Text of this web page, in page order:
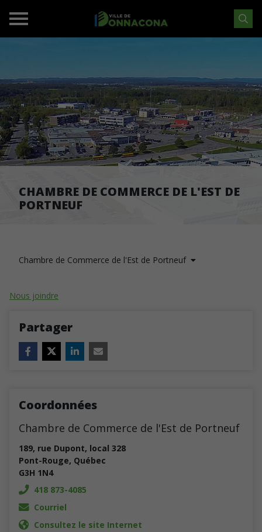
CHAMBRE DE COMMERCE DE L'EST DE
PORTNEUF
Chambre de Commerce de l'Est de Portneuf
Nous joindre
Partager
Coordonnées
Chambre de Commerce de l'Est de Portneuf
189, rue Dupont, local 328
Pont-Rouge, Québec
G3H 1N4
418 873-4085
Courriel
Consultez le site Internet